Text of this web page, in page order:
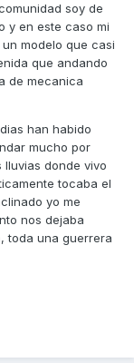
soy de
y en este caso mi
modelo que casi
que andando
de mecanica
han habido
mucho por
donde vivo
tocaba el
yo me
nos dejaba
toda una guerrera